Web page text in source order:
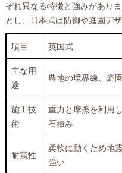
ぞれ異なる特徴と強みがあり
とし、日本式は防御や庭園デ
項目 英国式
主な用
途
農地の境界線、庭園
施工技
術
重力と摩擦を利用
石積み
耐震性
柔軟に動くため地
強い